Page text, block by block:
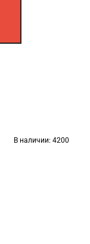
В наличии: 4200